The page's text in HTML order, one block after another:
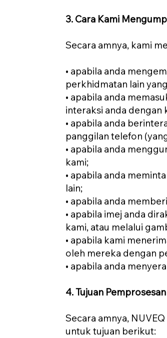
3. Cara Kami
Secara amnya, kami
• apabila anda
perkhidmatan lain
• apabila anda
interaksi anda dengan
• apabila anda
panggilan telefon
• apabila anda
kami;
• apabila anda
lain;
• apabila anda
• apabila imej anda
kami, atau melalui
• apabila kami
oleh mereka dengan
• apabila anda
4. Tujuan Pemprosesan
Secara amnya,
untuk tujuan berikut: